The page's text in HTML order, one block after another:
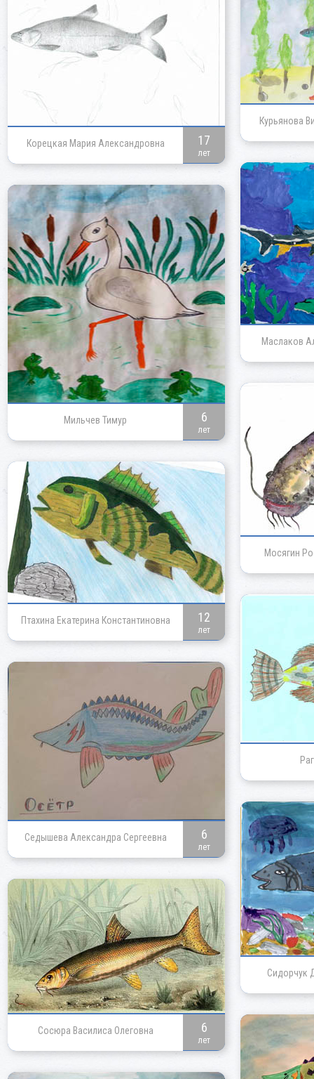
Корецкая Мария Александровна 17
лет
Курьянова
Маслаков
Мильчев Тимур 6
лет
Мосягин
Птахина Екатерина Константиновна 12
лет
Седышева Александра Сергеевна 6
лет
Сидорчук
Сосюра Василиса Олеговна 6
лет